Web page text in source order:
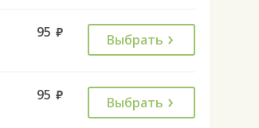
95 руб. Выбрать
95 руб. Выбрать